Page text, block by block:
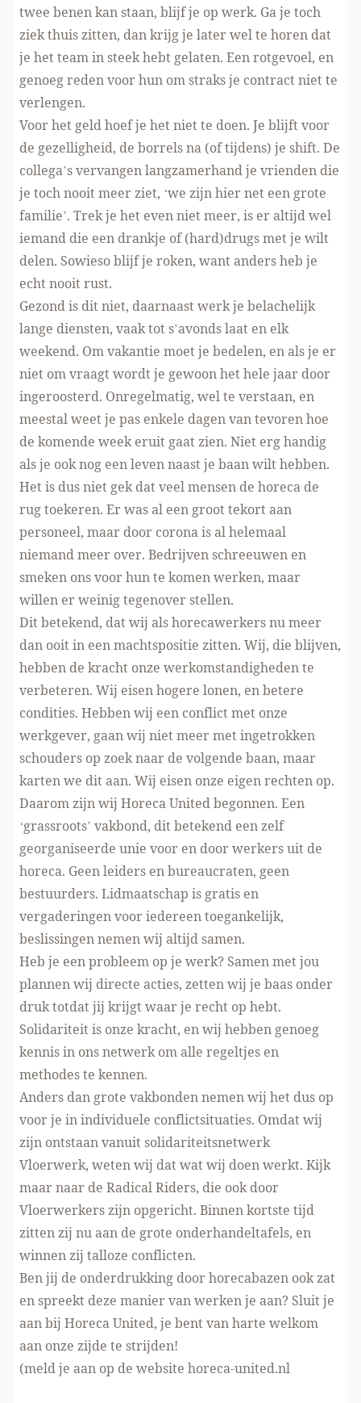
twee benen kan staan, blijf je op werk. Ga je toch
ziek thuis zitten, dan krijg je later wel te horen dat
je het team in steek hebt gelaten. Een rotgevoel, en
genoeg reden voor hun om straks je contract niet te
verlengen.
Voor het geld hoef je het niet te doen. Je blijft voor
de gezelligheid, de borrels na (of tijdens) je shift. De
collega’s vervangen langzamerhand je vrienden die
je toch nooit meer ziet, ‘we zijn hier net een grote
familie’. Trek je het even niet meer, is er altijd wel
iemand die een drankje of (hard)drugs met je wilt
delen. Sowieso blijf je roken, want anders heb je
echt nooit rust.
Gezond is dit niet, daarnaast werk je belachelijk
lange diensten, vaak tot s’avonds laat en elk
weekend. Om vakantie moet je bedelen, en als je er
niet om vraagt wordt je gewoon het hele jaar door
ingeroosterd. Onregelmatig, wel te verstaan, en
meestal weet je pas enkele dagen van tevoren hoe
de komende week eruit gaat zien. Niet erg handig
als je ook nog een leven naast je baan wilt hebben.
Het is dus niet gek dat veel mensen de horeca de
rug toekeren. Er was al een groot tekort aan
personeel, maar door corona is al helemaal
niemand meer over. Bedrijven schreeuwen en
smeken ons voor hun te komen werken, maar
willen er weinig tegenover stellen.
Dit betekend, dat wij als horecawerkers nu meer
dan ooit in een machtspositie zitten. Wij, die blijven,
hebben de kracht onze werkomstandigheden te
verbeteren. Wij eisen hogere lonen, en betere
condities. Hebben wij een conflict met onze
werkgever, gaan wij niet meer met ingetrokken
schouders op zoek naar de volgende baan, maar
karten we dit aan. Wij eisen onze eigen rechten op.
Daarom zijn wij Horeca United begonnen. Een
‘grassroots’ vakbond, dit betekend een zelf
georganiseerde unie voor en door werkers uit de
horeca. Geen leiders en bureaucraten, geen
bestuurders. Lidmaatschap is gratis en
vergaderingen voor iedereen toegankelijk,
beslissingen nemen wij altijd samen.
Heb je een probleem op je werk? Samen met jou
plannen wij directe acties, zetten wij je baas onder
druk totdat jij krijgt waar je recht op hebt.
Solidariteit is onze kracht, en wij hebben genoeg
kennis in ons netwerk om alle regeltjes en
methodes te kennen.
Anders dan grote vakbonden nemen wij het dus op
voor je in individuele conflictsituaties. Omdat wij
zijn ontstaan vanuit solidariteitsnetwerk
Vloerwerk, weten wij dat wat wij doen werkt. Kijk
maar naar de Radical Riders, die ook door
Vloerwerkers zijn opgericht. Binnen kortste tijd
zitten zij nu aan de grote onderhandeltafels, en
winnen zij talloze conflicten.
Ben jij de onderdrukking door horecabazen ook zat
en spreekt deze manier van werken je aan? Sluit je
aan bij Horeca United, je bent van harte welkom
aan onze zijde te strijden!
(meld je aan op de website horeca-united.nl